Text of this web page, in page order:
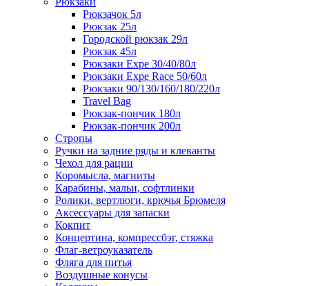
Рюкзачок 5л
Рюкзак 25л
Городской рюкзак 29л
Рюкзак 45л
Рюкзаки Expe 30/40/80л
Рюкзаки Expe Race 50/60л
Рюкзаки 90/130/160/180/220л
Travel Bag
Рюкзак-пончик 180л
Рюкзак-пончик 200л
Стропы
Ручки на задние ряды и клеванты
Чехол для рации
Коромысла, магниты
Карабины, мальи, софтлинки
Ролики, вертлюги, крючья Брюмеля
Аксессуары для запаски
Кокпит
Концертина, компрессбэг, стяжка
Флаг-ветроуказатель
Фляга для питья
Воздушные конусы